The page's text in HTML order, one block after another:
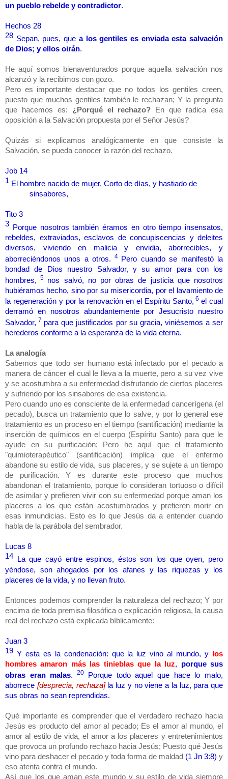
un pueblo rebelde y contradictor.
Hechos 28
28 Sepan, pues, que a los gentiles es enviada esta salvación
de Dios; y ellos oirán.
He aquí somos bienaventurados porque aquella salvación nos
alcanzó y la recibimos con gozo.
Pero es importante destacar que no todos los gentiles creen,
puesto que muchos gentiles también le rechazan; Y la pregunta
que hacemos es: ¿Porqué el rechazo? En que radica esa
oposición a la Salvación propuesta por el Señor Jesús?
Quizás si explicamos analógicamente en que consiste la
Salvación, se pueda conocer la razón del rechazo.
Job 14
1 El hombre nacido de mujer, Corto de días, y hastiado de
sinsabores,
Tito 3
3 Porque nosotros también éramos en otro tiempo insensatos,
rebeldes, extraviados, esclavos de concupiscencias y deleites
diversos, viviendo en malicia y envidia, aborrecibles, y
aborreciéndonos unos a otros. 4 Pero cuando se manifestó la
bondad de Dios nuestro Salvador, y su amor para con los
hombres, 5 nos salvó, no por obras de justicia que nosotros
hubiéramos hecho, sino por su misericordia, por el lavamiento de
la regeneración y por la renovación en el Espíritu Santo, 6 el cual
derramó en nosotros abundantemente por Jesucristo nuestro
Salvador, 7 para que justificados por su gracia, viniésemos a ser
herederos conforme a la esperanza de la vida eterna.
La analogía
Sabemos que todo ser humano está infectado por el pecado a
manera de cáncer el cual le lleva a la muerte, pero a su vez vive
y se acostumbra a su enfermedad disfrutando de ciertos placeres
y sufriendo por los sinsabores de esa existencia.
Pero cuando uno es consciente de la enfermedad cancerígena (el
pecado), busca un tratamiento que lo salve, y por lo general ese
tratamiento es un proceso en el tiempo (santificación) mediante la
inserción de químicos en el cuerpo (Espíritu Santo) para que le
ayude en su purificación; Pero he aquí que el tratamiento
"quimioterapéutico" (santificación) implica que el enfermo
abandone su estilo de vida, sus placeres, y se sujete a un tiempo
de purificación. Y es durante este proceso que muchos
abandonan el tratamiento, porque lo consideran tortuoso o difícil
de asimilar y prefieren vivir con su enfermedad porque aman los
placeres a los que están acostumbrados y prefieren morir en
esas inmundicias. Esto es lo que Jesús da a entender cuando
habla de la parábola del sembrador.
Lucas 8
14
La que cayó entre espinos, éstos son los que oyen, pero
yéndose, son ahogados por los afanes y las riquezas y los
placeres de la vida, y no llevan fruto.
Entonces podemos comprender la naturaleza del rechazo; Y por
encima de toda premisa filosófica o explicación religiosa, la causa
real del rechazo está explicada bíblicamente:
Juan 3
19 Y esta es la condenación: que la luz vino al mundo, y
los
hombres amaron más las tinieblas que la luz, porque sus
obras eran malas. 20
Porque todo aquel que hace lo malo,
aborrece [desprecia, rechaza]la luz y no viene a la luz, para que
sus obras no sean reprendidas.
Qué importante es comprender que el verdadero rechazo hacia
Jesús es producto del amor al pecado; Es el amor al mundo, el
amor al estilo de vida, el amor a los placeres y entretenimientos
que provoca un profundo rechazo hacia Jesús; Puesto qué Jesús
vino para deshacer el pecado y toda forma de maldad (1 Jn 3:8) y
eso atenta contra el mundo.
Así que los que aman este mundo y su estilo de vida siempre